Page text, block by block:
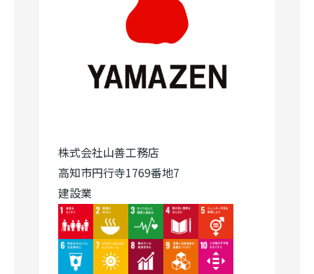
株式会社山善工務店
高知市円行寺1769番地7
建設業
Image
Image Image Image Image
Image Image Image Image Image